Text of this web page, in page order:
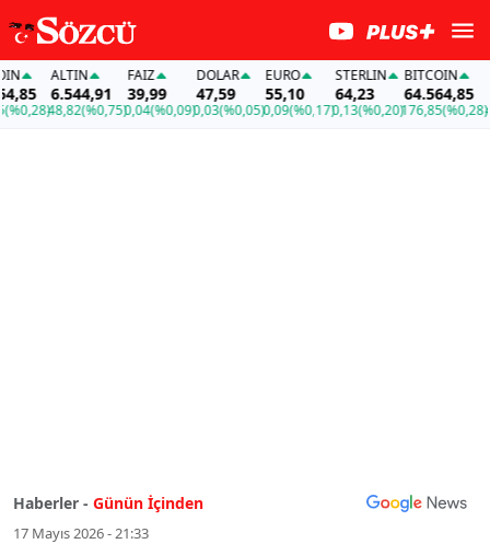
ALTIN
6.544,91
48,82(%0,75)
FAİZ
39,99
0,04(%0,09)
DOLAR
47,59
0,03(%0,05)
EURO
55,10
0,09(%0,17)
STERLIN
64,23
0,13(%0,20)
BITCOIN
64.564,85
176,85(%0,28)
Haberler - Günün İçinden
17 Mayıs 2026 - 21:33